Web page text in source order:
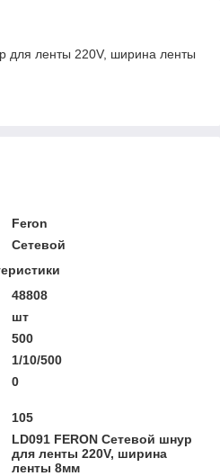
для ленты 220V, ширина ленты
Feron
Сетевой
48808
шт
500
1/10/500
0
105
LD091 FERON Сетевой шнур
для ленты 220V, ширина
ленты 8мм